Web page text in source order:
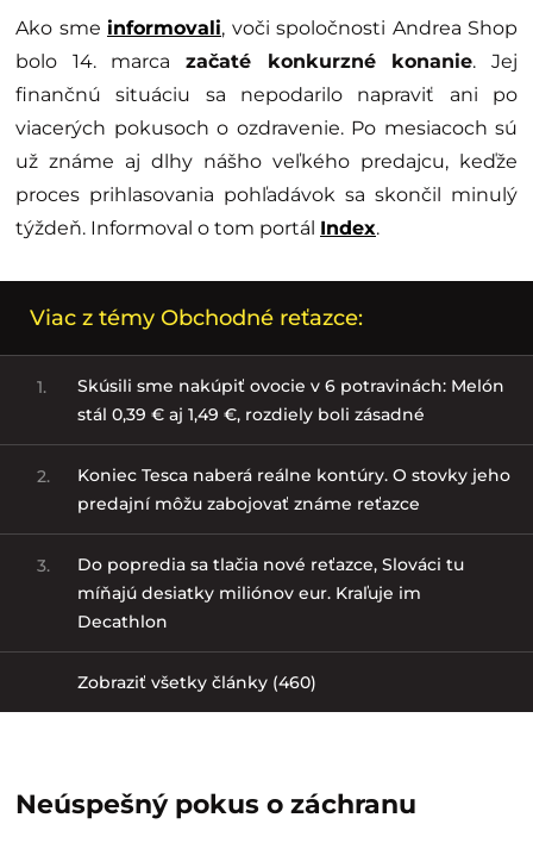
Ako sme informovali, voči spoločnosti Andrea Shop
bolo 14. marca začaté konkurzné konanie. Jej
finančnú situáciu sa nepodarilo napraviť ani po
viacerých pokusoch o ozdravenie. Po mesiacoch sú
už známe aj dlhy nášho veľkého predajcu, keďže
proces prihlasovania pohľadávok sa skončil minulý
týždeň. Informoval o tom portál Index.
Viac z témy Obchodné reťazce:
1.
Skúsili sme nakúpiť ovocie v 6 potravinách: Melón
stál 0,39 € aj 1,49 €, rozdiely boli zásadné
2.
Koniec Tesca naberá reálne kontúry. O stovky jeho
predajní môžu zabojovať známe reťazce
3.
Do popredia sa tlačia nové reťazce, Slováci tu
míňajú desiatky miliónov eur. Kraľuje im
Decathlon
Zobraziť všetky články (460)
Neúspešný pokus o záchranu